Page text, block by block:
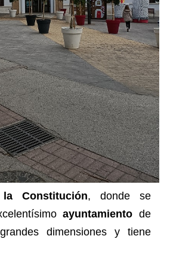
Constitución, donde se
ayuntamiento de
dimensiones y tiene